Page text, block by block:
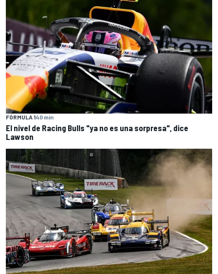
FÓRMULA 140 min
El nivel de Racing Bulls "ya no es una sorpresa", dice
Lawson